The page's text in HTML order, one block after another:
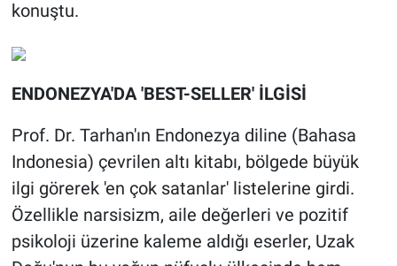
konuştu.
ENDONEZYA'DA 'BEST-SELLER' İLGİSİ
Prof. Dr. Tarhan'ın Endonezya diline (Bahasa
Indonesia) çevrilen altı kitabı, bölgede büyük
ilgi görerek 'en çok satanlar' listelerine girdi.
Özellikle narsisizm, aile değerleri ve pozitif
psikoloji üzerine kaleme aldığı eserler, Uzak